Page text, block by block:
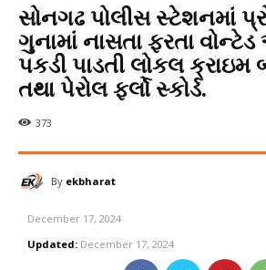
સોનગઢ પોલીસ સ્ટેશનમાં
ગુનામાં નાસતા ફરતા
પકડી પાડતી લોકલ ક્રાઇમ
તથા પેરોલ ફર્લો સ્કોર્ડ.
373
By ekbharat
December 17, 2024
Updated: December 17, 2024